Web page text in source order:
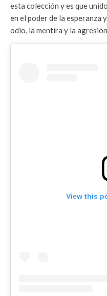
esta colección y es que
en el poder de la esperanza
odio, la mentira y la
View this